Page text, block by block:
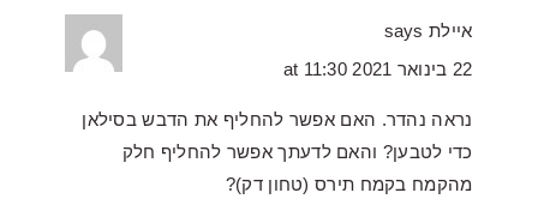
איילת says
22 בינואר 2021 at 11:30
נראה נהדר. האם אפשר להחליף את הדבש בסילאן
כדי לטבען? והאם לדעתך אפשר להחליף חלק
מהקמח בקמח תירס (טחון דק)?